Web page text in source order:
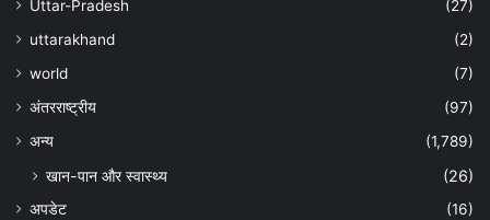
Uttar-Pradesh
(27)
uttarakhand
(2)
world
(7)
अंतरराष्ट्रीय
(97)
अन्‍य
(1,789)
खान-पान और स्वास्थ्य (26)
अपडेट
(16)